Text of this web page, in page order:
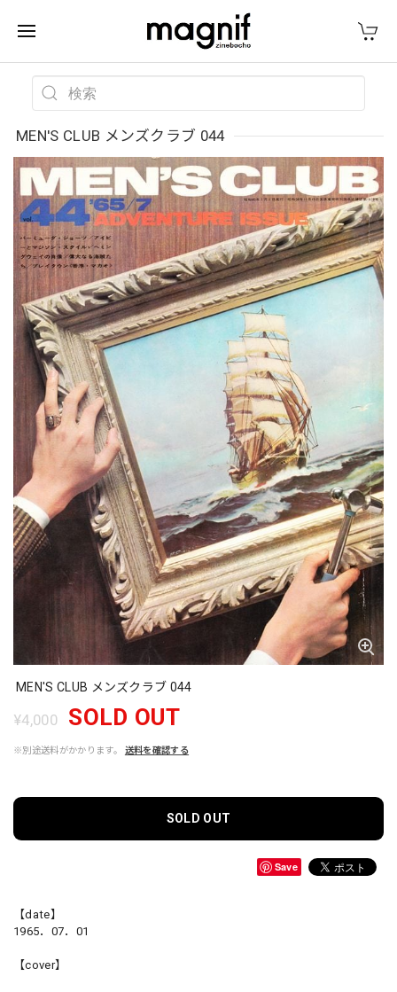
MEN'S CLUB メンズクラブ 044
MEN'S CLUB メンズクラブ 044
¥4,000 SOLD OUT
※別途送料がかかります。 送料を確認する
SOLD OUT
Save
【date】
1965．07．01
【cover】